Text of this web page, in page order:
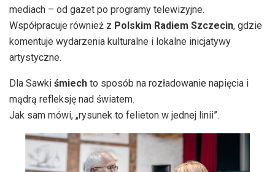
mediach – od gazet po programy telewizyjne.
Współpracuje również z Polskim Radiem Szczecin, gdzie
komentuje wydarzenia kulturalne i lokalne inicjatywy
artystyczne.
Dla Sawki śmiech to sposób na rozładowanie napięcia i
mądrą refleksję nad światem.
Jak sam mówi, „rysunek to felieton w jednej linii”.